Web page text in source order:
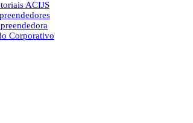
ACIJS
Corporativo